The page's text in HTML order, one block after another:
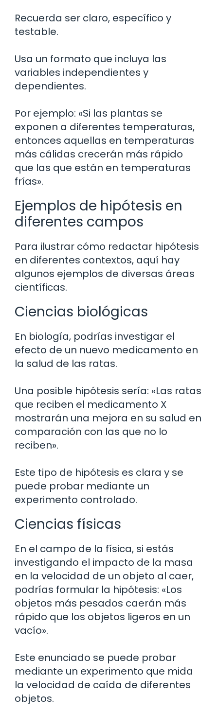
Recuerda ser claro, específico y
testable.
Usa un formato que incluya las
variables independientes y
dependientes.
Por ejemplo: «Si las plantas se
exponen a diferentes temperaturas,
entonces aquellas en temperaturas
más cálidas crecerán más rápido
que las que están en temperaturas
frías».
Ejemplos de hipótesis en
diferentes campos
Para ilustrar cómo redactar hipótesis
en diferentes contextos, aquí hay
algunos ejemplos de diversas áreas
científicas.
Ciencias biológicas
En biología, podrías investigar el
efecto de un nuevo medicamento en
la salud de las ratas.
Una posible hipótesis sería: «Las ratas
que reciben el medicamento X
mostrarán una mejora en su salud en
comparación con las que no lo
reciben».
Este tipo de hipótesis es clara y se
puede probar mediante un
experimento controlado.
Ciencias físicas
En el campo de la física, si estás
investigando el impacto de la masa
en la velocidad de un objeto al caer,
podrías formular la hipótesis: «Los
objetos más pesados caerán más
rápido que los objetos ligeros en un
vacío».
Este enunciado se puede probar
mediante un experimento que mida
la velocidad de caída de diferentes
objetos.